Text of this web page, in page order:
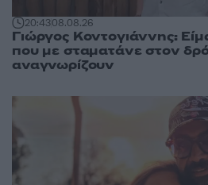
20:4308.08.26
Γιώργος Κοντογιάννης:
που με σταματάνε στον
αναγνωρίζουν